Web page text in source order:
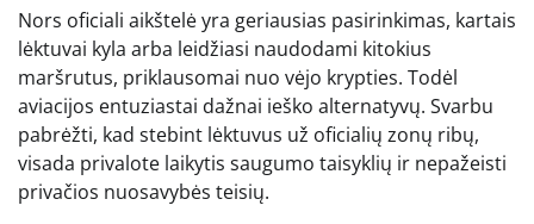
Nors oficiali aikštelė yra geriausias pasirinkimas, kartais
lėktuvai kyla arba leidžiasi naudodami kitokius
maršrutus, priklausomai nuo vėjo krypties. Todėl
aviacijos entuziastai dažnai ieško alternatyvų. Svarbu
pabrėžti, kad stebint lėktuvus už oficialių zonų ribų,
visada privalote laikytis saugumo taisyklių ir nepažeisti
privačios nuosavybės teisių.